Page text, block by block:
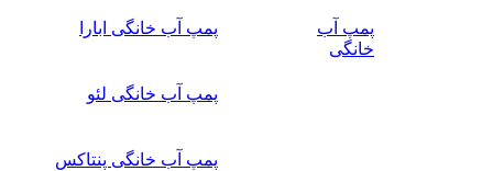
پمپ آب
خانگی
پمپ آب خانگی ابارا
پمپ آب خانگی لئو
پمپ آب خانگی پنتاکس